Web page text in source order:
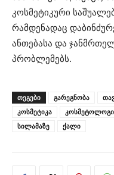
კოსმეტიკური
რამდენადაც
ანთებასა და
პრობლემებს.
ᲗᲔᲒᲔᲑᲘ გარეგნობა
კოსმეტიკა
სილამაზე
ქალი